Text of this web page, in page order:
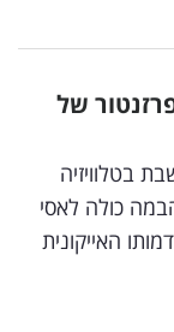
של
בטלוויזיה
כולה לאסי
האייקונית